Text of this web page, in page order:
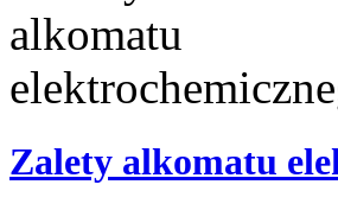
Zalety alkomatu